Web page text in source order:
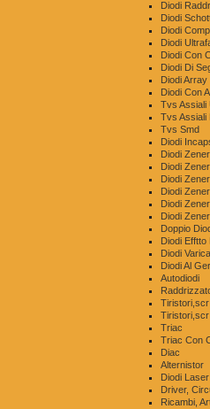
Diodi
Diodi
Diodi
Diodi
Diodi Con
Diodi Di
Diodi Array
Diodi Con
Tvs Assiali
Tvs Assiali
Tvs Smd
Diodi
Diodi
Diodi Zener
Diodi
Diodi
Diodi
Diodi
Doppio
Diodi Efftto
Diodi
Diodi Al
Autodiodi
Tiristori,scr
Tiristori,scr
Triac
Triac Con
Diac
Alternistor
Diodi Laser
Driver,
Ricambi,